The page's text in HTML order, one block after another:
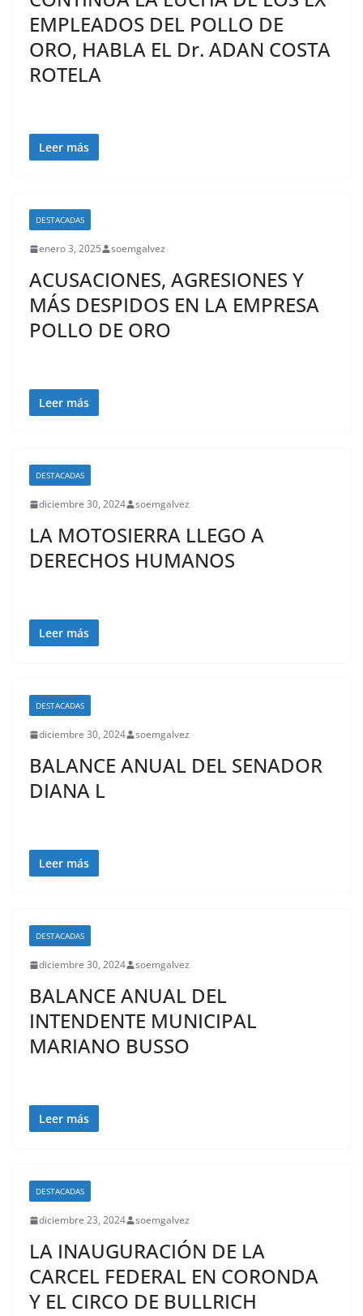
EMPLEADOS DEL POLLO DE
ORO, HABLA EL Dr. ADAN COSTA
ROTELA
Leer más
DESTACADAS
enero 3, 2025 soemgalvez
ACUSACIONES, AGRESIONES Y
MÁS DESPIDOS EN LA EMPRESA
POLLO DE ORO
Leer más
DESTACADAS
diciembre 30, 2024 soemgalvez
LA MOTOSIERRA LLEGO A
DERECHOS HUMANOS
Leer más
DESTACADAS
diciembre 30, 2024 soemgalvez
BALANCE ANUAL DEL SENADOR
DIANA L
Leer más
DESTACADAS
diciembre 30, 2024 soemgalvez
BALANCE ANUAL DEL
INTENDENTE MUNICIPAL
MARIANO BUSSO
Leer más
DESTACADAS
diciembre 23, 2024 soemgalvez
LA INAUGURACIÓN DE LA
CARCEL FEDERAL EN CORONDA
Y EL CIRCO DE BULLRICH